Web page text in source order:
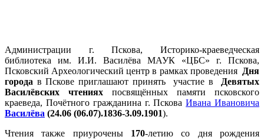
Администрации г. Пскова, Историко-краеведческая
библиотека им. И.И. Василёва МАУК «ЦБС» г. Пскова,
Псковский Археологический центр в рамках проведения Дня
города в Пскове приглашают принять участие в
Девятых
Василёвских чтениях посвящённых памяти псковского
краеведа, Почётного гражданина г. ПсковаИвана Ивановича
Василёва (24.06 (06.07).1836-3.09.1901).
Чтения также приурочены 170-летию со дня рождения